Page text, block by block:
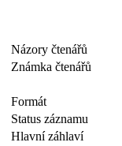
Názory čtenářů
Známka čtenářů
Formát
Status záznamu
Hlavní záhlaví